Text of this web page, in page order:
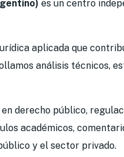
es un centro
aplicada que
análisis técnicos,
derecho público,
académicos,
y el sector privado.